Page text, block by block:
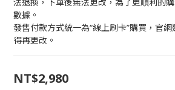
數據。
發售付款方式統一為“線上刷卡”購買，官
得再更改。
NT$2,980